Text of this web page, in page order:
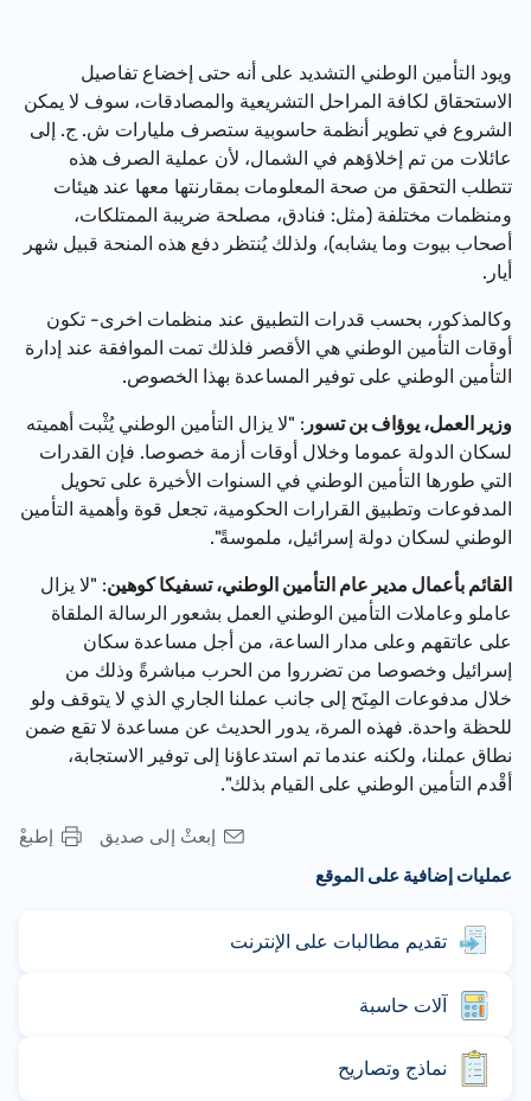
ويود التأمين الوطني التشديد على أنه حتى إخضاع تفاصيل
الاستحقاق لكافة المراحل التشريعية والمصادقات، سوف لا يمكن
الشروع في تطوير أنظمة حاسوبية ستصرف مليارات ش. ج. إلى
عائلات من تم إخلاؤهم في الشمال، لأن عملية الصرف هذه
تتطلب التحقق من صحة المعلومات بمقارنتها معها عند هيئات
ومنظمات مختلفة (مثل: فنادق، مصلحة ضريبة الممتلكات،
أصحاب بيوت وما يشابه)، ولذلك يُنتظر دفع هذه المنحة قبيل شهر
أيار.
وكالمذكور، بحسب قدرات التطبيق عند منظمات اخرى- تكون
أوقات التأمين الوطني هي الأقصر فلذلك تمت الموافقة عند إدارة
التأمين الوطني على توفير المساعدة بهذا الخصوص.
وزير العمل، يوؤاف بن تسور: "لا يزال التأمين الوطني يُثْبت أهميته
لسكان الدولة عموما وخلال أوقات أزمة خصوصا. فإن القدرات
التي طورها التأمين الوطني في السنوات الأخيرة على تحويل
المدفوعات وتطبيق القرارات الحكومية، تجعل قوة وأهمية التأمين
الوطني لسكان دولة إسرائيل، ملموسةً".
القائم بأعمال مدير عام التأمين الوطني، تسفيكا كوهين: "لا يزال
عاملو وعاملات التأمين الوطني العمل بشعور الرسالة الملقاة
على عاتقهم وعلى مدار الساعة، من أجل مساعدة سكان
إسرائيل وخصوصا من تضرروا من الحرب مباشرةً وذلك من
خلال مدفوعات المِنَح إلى جانب عملنا الجاري الذي لا يتوقف ولو
للحظة واحدة. فهذه المرة، يدور الحديث عن مساعدة لا تقع ضمن
نطاق عملنا، ولكنه عندما تم استدعاؤنا إلى توفير الاستجابة،
أقْدم التأمين الوطني على القيام بذلك".
إطبعْ
إبعثْ إلى صديق
عمليات إضافية على الموقع
تقديم مطالبات على الإنترنت
آلات حاسبة
نماذج وتصاريح